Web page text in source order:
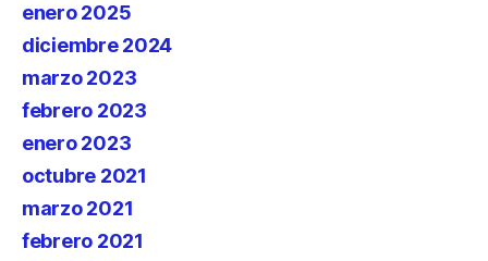
enero 2025
diciembre 2024
marzo 2023
febrero 2023
enero 2023
octubre 2021
marzo 2021
febrero 2021